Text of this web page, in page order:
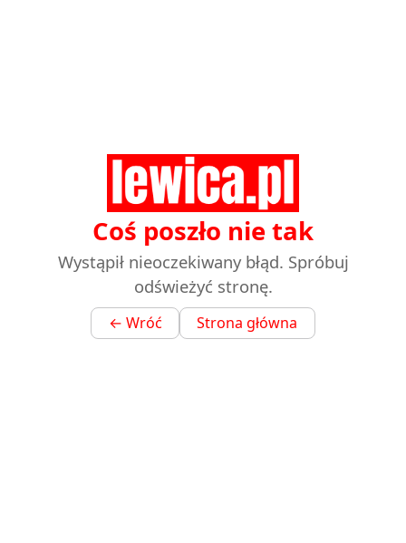
Coś poszło nie tak
Wystąpił nieoczekiwany błąd. Spróbuj
odświeżyć stronę.
← Wróć Strona główna